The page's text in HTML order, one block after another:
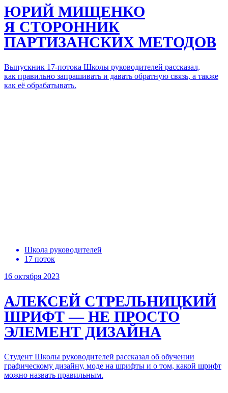
ЮРИЙ МИЩЕНКО
Я СТОРОННИК
ПАРТИЗАНСКИХ МЕТОДОВ
Выпускник 17-потока Школы руководителей рассказал,
как правильно запрашивать и давать обратную связь, а также
как её обрабатывать.
Школа руководителей
17 поток
16 октября 2023
АЛЕКСЕЙ СТРЕЛЬНИЦКИЙ
ШРИФТ — НЕ ПРОСТО
ЭЛЕМЕНТ ДИЗАЙНА
Студент Школы руководителей рассказал об обучении
графическому дизайну, моде на шрифты и о том, какой шрифт
можно назвать правильным.